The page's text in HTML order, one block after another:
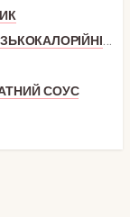
,
СОУС